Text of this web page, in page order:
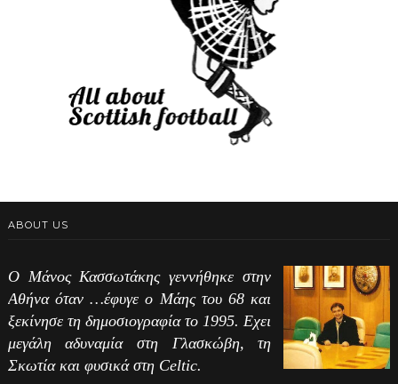
ABOUT US
Ο Μάνος Κασσωτάκης γεννήθηκε στην
Αθήνα όταν …έφυγε ο Μάης του 68 και
ξεκίνησε τη δημοσιογραφία το 1995. Εχει
μεγάλη αδυναμία στη Γλασκώβη, τη
Σκωτία και φυσικά στη Celtic.